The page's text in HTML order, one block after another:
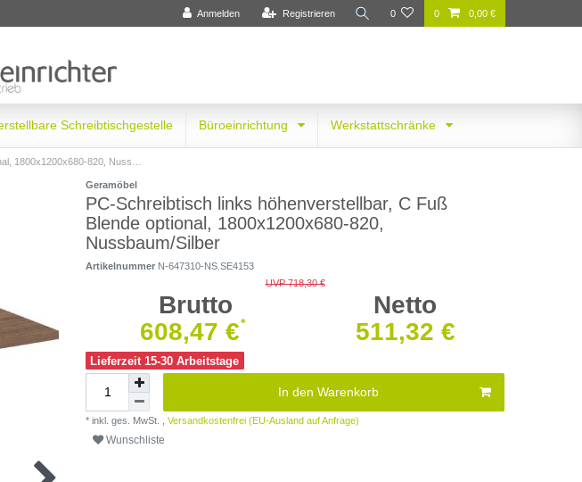
Anmelden Registrieren 0 0 0,00 €
Schreibtischgestelle Büroeinrichtung Werkstattschränke
820, Nussbaum/Silber
Geramöbel
PC-Schreibtisch links höhenverstellbar, C Fuß
Blende optional, 1800x1200x680-820,
Nussbaum/Silber
Artikelnummer N-647310-NS.SE4153
UVP 718,30 €
Brutto
Netto
608,47 €
* 511,32 €
Lieferzeit 15-30 Arbeitstage
In den Warenkorb
* inkl. ges. MwSt. , Versandkostenfrei (EU-Ausland auf Anfrage)
Wunschliste